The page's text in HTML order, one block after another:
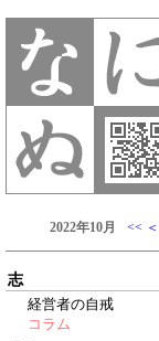
志
経営者の自戒
コラム